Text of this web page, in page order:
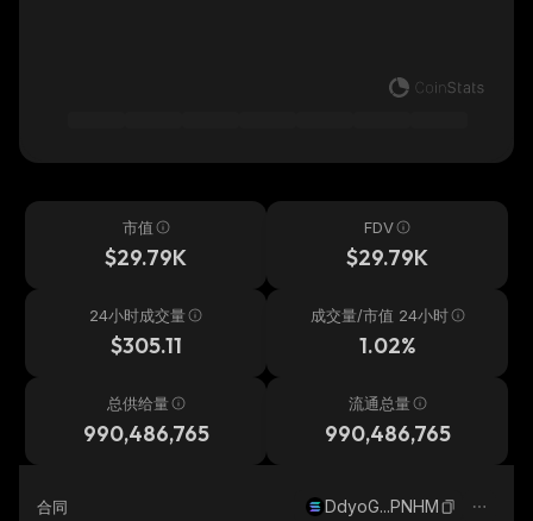
市值
$29.79K
FDV
$29.79K
24小时成交量
$305.11
成交量/市值 24小时
1.02%
总供给量
990,486,765
流通总量
990,486,765
合同 DdyoG...PNHM